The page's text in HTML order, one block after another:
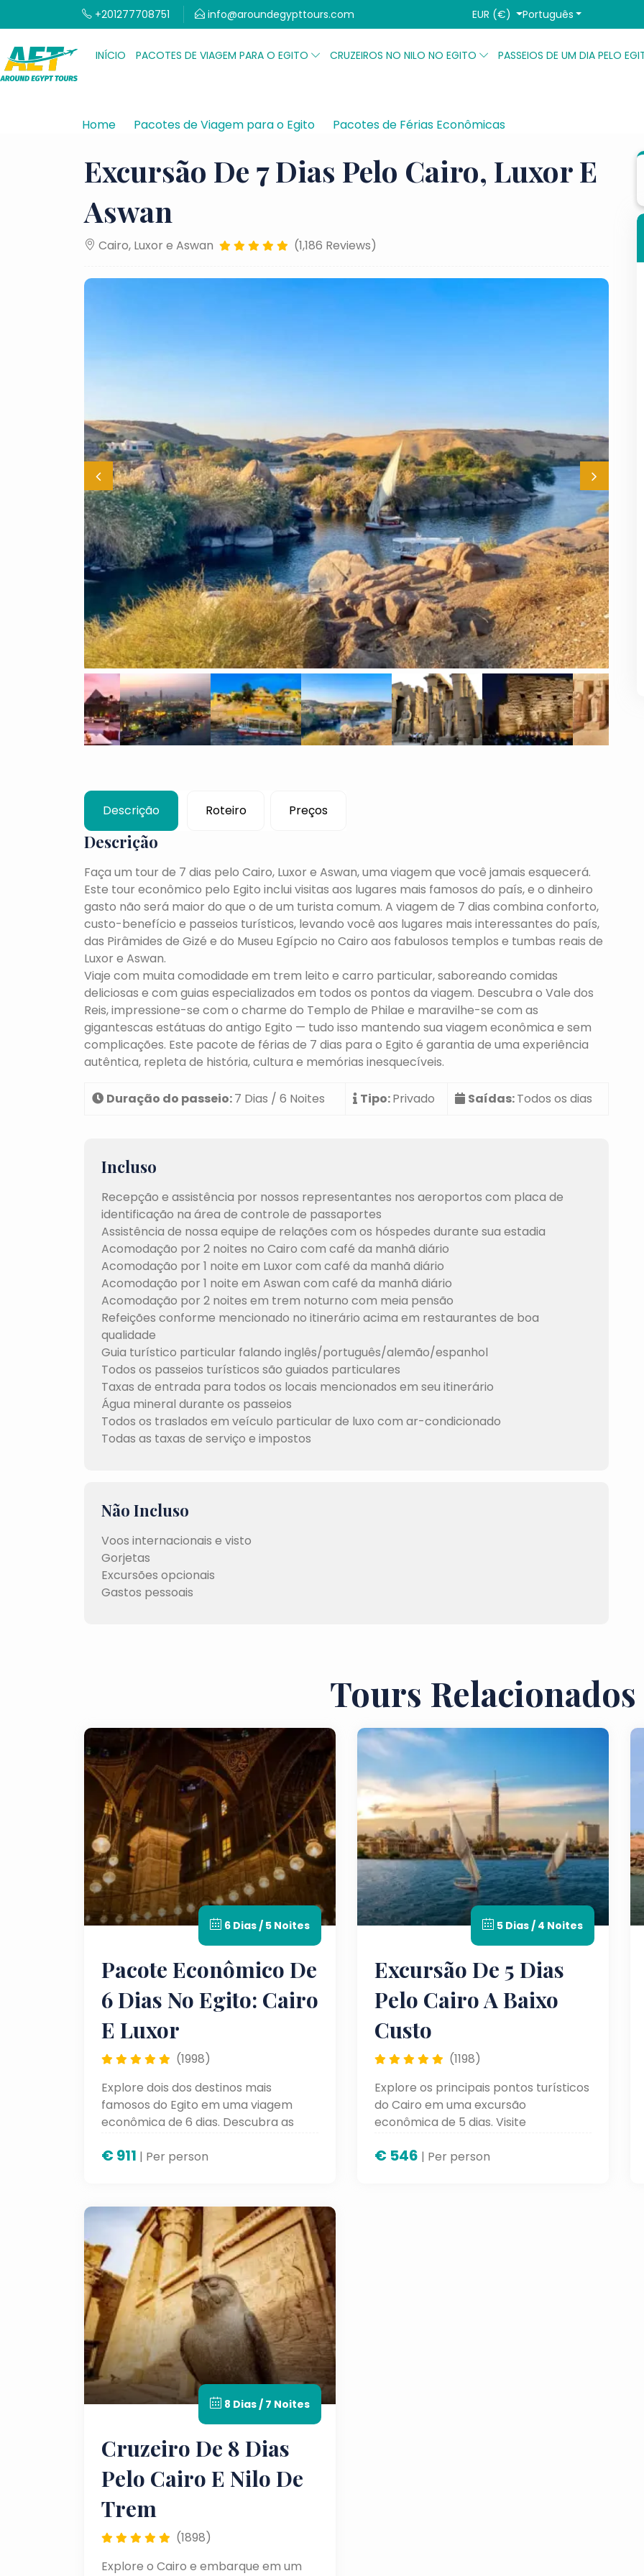
+201277708751 info@aroundegypttours.com EUR (€) Português
INÍCIO PACOTES DE VIAGEM PARA O EGITO CRUZEIROS NO NILO NO EGITO PASSEIOS DE UM DIA PELO
Home Pacotes de Viagem para o Egito Pacotes de Férias Econômicas
Excursão De 7 Dias Pelo Cairo, Luxor E
Aswan
Cairo, Luxor e Aswan (1,186 Reviews)
Descrição Roteiro Preços
Descrição
Faça um tour de 7 dias pelo Cairo, Luxor e Aswan, uma viagem que você jamais esquecerá.
Este tour econômico pelo Egito inclui visitas aos lugares mais famosos do país, e o dinheiro
gasto não será maior do que o de um turista comum. A viagem de 7 dias combina conforto,
custo-benefício e passeios turísticos, levando você aos lugares mais interessantes do país,
das Pirâmides de Gizé e do Museu Egípcio no Cairo aos fabulosos templos e tumbas reais de
Luxor e Aswan.
Viaje com muita comodidade em trem leito e carro particular, saboreando comidas
deliciosas e com guias especializados em todos os pontos da viagem. Descubra o Vale dos
Reis, impressione-se com o charme do Templo de Philae e maravilhe-se com as
gigantescas estátuas do antigo Egito — tudo isso mantendo sua viagem econômica e sem
complicações. Este pacote de férias de 7 dias para o Egito é garantia de uma experiência
autêntica, repleta de história, cultura e memórias inesquecíveis.
Duração do passeio:7 Dias / 6 Noites Tipo:Privado Saídas:Todos os dias
Incluso
Recepção e assistência por nossos representantes nos aeroportos com placa de
identificação na área de controle de passaportes
Assistência de nossa equipe de relações com os hóspedes durante sua estadia
Acomodação por 2 noites no Cairo com café da manhã diário
Acomodação por 1 noite em Luxor com café da manhã diário
Acomodação por 1 noite em Aswan com café da manhã diário
Acomodação por 2 noites em trem noturno com meia pensão
Refeições conforme mencionado no itinerário acima em restaurantes de boa
qualidade
Guia turístico particular falando inglês/português/alemão/espanhol
Todos os passeios turísticos são guiados particulares
Taxas de entrada para todos os locais mencionados em seu itinerário
Água mineral durante os passeios
Todos os traslados em veículo particular de luxo com ar-condicionado
Todas as taxas de serviço e impostos
Não Incluso
Voos internacionais e visto
Gorjetas
Excursões opcionais
Gastos pessoais
Tours Relacionados
6 Dias / 5 Noites
Pacote Econômico De
6 Dias No Egito: Cairo
E Luxor
(1998)
Explore dois dos destinos mais
famosos do Egito em uma viagem
econômica de 6 dias. Descubra as
impressionantes templos de Luxor
€911 | Per person
5 Dias / 4 Noites
Excursão De 5 Dias
Pelo Cairo A Baixo
Custo
(1198)
Explore os principais pontos turísticos
do Cairo em uma excursão
econômica de 5 dias. Visite
tradicionais e atrações icônicas
€ 546 | Per person
8 Dias / 7 Noites
Cruzeiro De 8 Dias
Pelo Cairo E Nilo De
Trem
(1898)
Explore o Cairo e embarque em um